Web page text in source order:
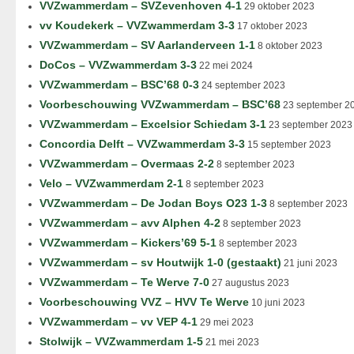
VVZwammerdam – SVZevenhoven 4-1 29 oktober 2023
vv Koudekerk – VVZwammerdam 3-3 17 oktober 2023
VVZwammerdam – SV Aarlanderveen 1-1 8 oktober 2023
DoCos – VVZwammerdam 3-3 22 mei 2024
VVZwammerdam – BSC’68 0-3 24 september 2023
Voorbeschouwing VVZwammerdam – BSC’68 23 september
VVZwammerdam – Excelsior Schiedam 3-1 23 september 2023
Concordia Delft – VVZwammerdam 3-3 15 september 2023
VVZwammerdam – Overmaas 2-2 8 september 2023
Velo – VVZwammerdam 2-1 8 september 2023
VVZwammerdam – De Jodan Boys O23 1-3 8 september 2023
VVZwammerdam – avv Alphen 4-2 8 september 2023
VVZwammerdam – Kickers’69 5-1 8 september 2023
VVZwammerdam – sv Houtwijk 1-0 (gestaakt) 21 juni 2023
VVZwammerdam – Te Werve 7-0 27 augustus 2023
Voorbeschouwing VVZ – HVV Te Werve 10 juni 2023
VVZwammerdam – vv VEP 4-1 29 mei 2023
Stolwijk – VVZwammerdam 1-5 21 mei 2023